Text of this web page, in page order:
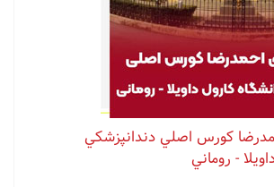
كورس اصلي دندانپزشكي
- روماني